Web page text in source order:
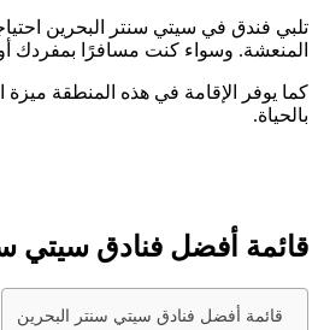
تلبي فندق في سيتي سنتر البحرين
المنعشة. وسواء كنت مسافرًا بمفردك
كما يوفر الإقامة في هذه المنطقة ميزة
بالحياة.
قائمة أفضل فنادق سيتي
قائمة أفضل فنادق سيتي سنتر البحرين